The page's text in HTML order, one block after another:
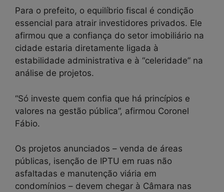
Para o prefeito, o equilíbrio fiscal é condição
essencial para atrair investidores privados. Ele
afirmou que a confiança do setor imobiliário na
cidade estaria diretamente ligada à
estabilidade administrativa e à “celeridade” na
análise de projetos.
“Só investe quem confia que há princípios e
valores na gestão pública”, afirmou Coronel
Fábio.
Os projetos anunciados – venda de áreas
públicas, isenção de IPTU em ruas não
asfaltadas e manutenção viária em
condomínios – devem chegar à Câmara nas